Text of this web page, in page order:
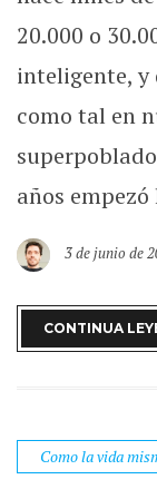
20.000 o
inteligente, y
como tal en
años
3 de junio de
CONTINUA
Como la vida